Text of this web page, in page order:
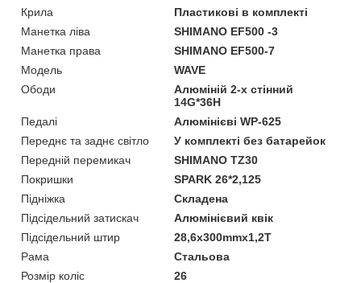
Крила
Пластикові в комплекті
Манетка ліва
SHIMANO EF500 -3
Манетка права
SHIMANO EF500-7
Мoдель
WAVE
Ободи
Алюміній 2-х стінний
14G*36H
Педалі
Алюмінієві WP-625
Переднє та заднє світло
У комплекті без батарейок
Передній перемикач
SHIMANO TZ30
Покришки
SPARK 26*2,125
Підніжка
Складена
Підсідельний затискач
Алюмінієвий квік
Підсідельний штир
28,6х300mmх1,2T
Рама
Стальова
Розмір коліс
26